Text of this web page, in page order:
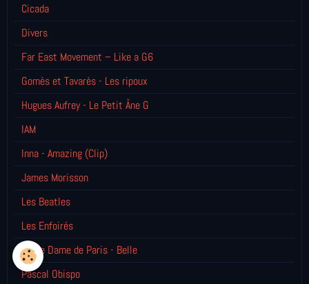
Cicada
Divers
Far East Movement – Like a G6
Gomès et Tavarès - Les ripoux
Hugues Aufrey - Le Petit Âne G
IAM
Inna - Amazing (Clip)
James Morisson
Les Beatles
Les Enfoirés
Notre Dame de Paris - Belle
Pascal Obispo